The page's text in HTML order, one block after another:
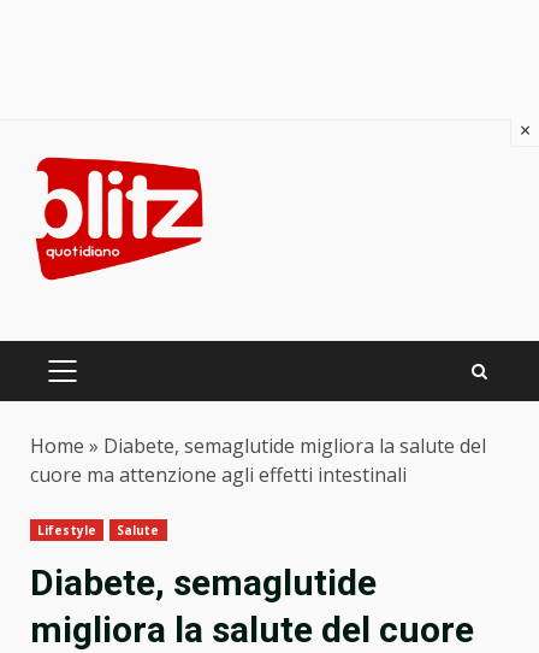
content
PRIMARY
Home » Diabete, semaglutide migliora la salute del
cuore ma attenzione agli effetti intestinali
Lifestyle Salute
Diabete, semaglutide
migliora la salute del cuore
×